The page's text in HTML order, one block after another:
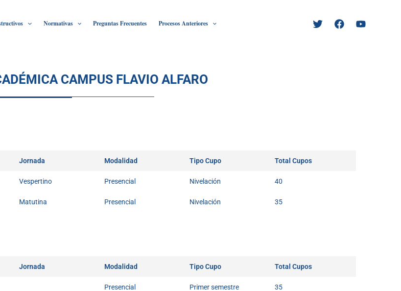
Normativas Preguntas Frecuentes Procesos Anteriores
CAMPUS FLAVIO ALFARO
Jornada Modalidad Tipo Cupo Total Cupos
Vespertino Presencial Nivelación 40
Matutina Presencial Nivelación 35
Jornada Modalidad Tipo Cupo Total Cupos
Presencial Primer semestre 35